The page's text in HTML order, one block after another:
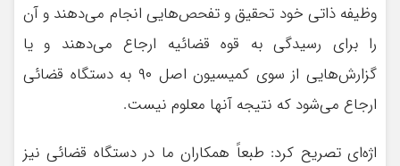
وظیفه ذاتی خود تحقیق و تفحص‌هایی انجام می‌دهند و آن
را برای رسیدگی به قوه قضائیه ارجاع می‌دهند و یا
گزارش‌هایی از سوی کمیسیون اصل ۹۰ به دستگاه قضائی
ارجاع می‌شود که نتیجه آنها معلوم نیست.
اژه‌ای تصریح کرد: طبعاً همکاران ما در دستگاه قضائی نیز